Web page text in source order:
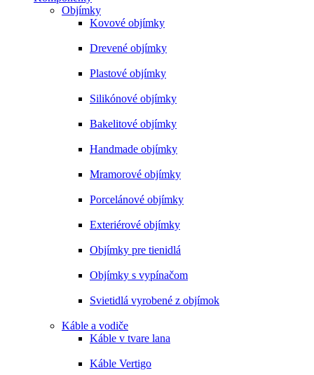
Objímky
Kovové objímky
Drevené objímky
Plastové objímky
Silikónové objímky
Bakelitové objímky
Handmade objímky
Mramorové objímky
Porcelánové objímky
Exteriérové objímky
Objímky pre tienidlá
Objímky s vypínačom
Svietidlá vyrobené z objímok
Káble a vodiče
Káble v tvare lana
Káble Vertigo